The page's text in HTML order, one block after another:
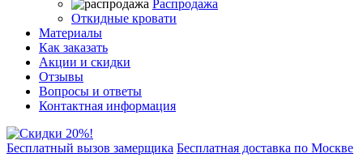
Распродажа
Откидные кровати
Материалы
Как заказать
Акции и скидки
Отзывы
Вопросы и ответы
Контактная информация
Бесплатный вызов замерщика Бесплатная доставка по Москве